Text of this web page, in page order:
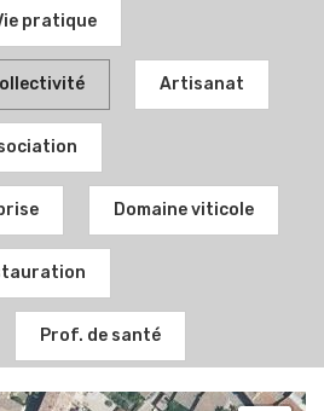
pratique
Artisanat
Domaine viticole
Prof. de santé